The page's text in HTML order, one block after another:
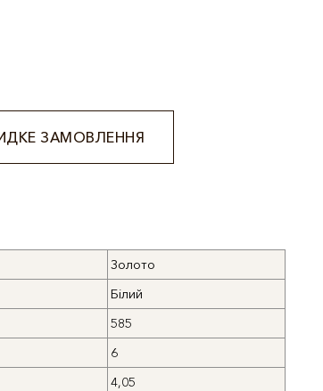
ЗАМОВЛЕННЯ
Золото
Білий
585
6
4,05